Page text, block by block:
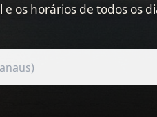
os horários de todos os